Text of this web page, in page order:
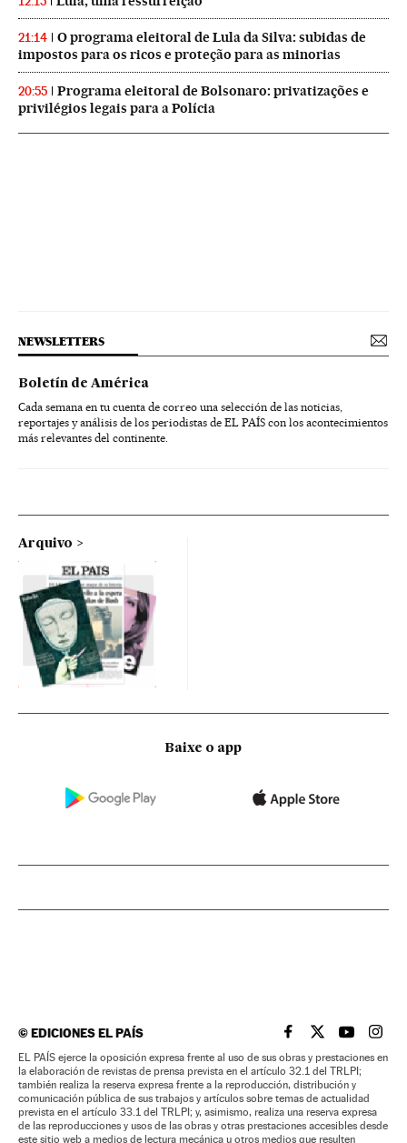
21:14
O programa eleitoral de Lula da Silva: subidas de
impostos para os ricos e proteção para as minorias
20:55
Programa eleitoral de Bolsonaro: privatizações e
privilégios legais para a Polícia
NEWSLETTERS
Boletín de América
Cada semana en tu cuenta de correo una selección de las noticias,
reportajes y análisis de los periodistas de EL PAÍS con los acontecimientos
más relevantes del continente.
Arquivo
Baixe o app
©EDICIONES EL PAÍS EL PAÍS BRASIL EN
EL PAÍSEL PAÍS
EL
EL PAÍS ejerce la oposición expresa frente al uso de sus obras y prestaciones en
la elaboración de revistas de prensa prevista en el artículo 32.1 del TRLPI;
también realiza la reserva expresa frente a la reproducción, distribución y
comunicación pública de sus trabajos y artículos sobre temas de actualidad
prevista en el artículo 33.1 del TRLPI; y, asimismo, realiza una reserva expresa
de las reproducciones y usos de las obras y otras prestaciones accesibles desde
este sitio web a medios de lectura mecánica u otros medios que resulten